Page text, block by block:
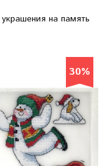
на память
30%